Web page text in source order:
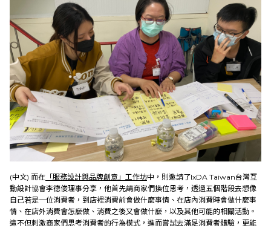
(中文) 而在 「服務設計與品牌創意」工作坊中，則邀請了IxDA Taiwan台灣互
動設計協會李德俊理事分享，他首先請商家們換位思考，透過五個階段去想像
自己若是一位消費者，到店裡消費前會做什麼事情、在店內消費時會做什麼事
情、在店外消費會怎麼做、消費之後又會做什麼，以及其他可能的相關活動。
這不但刺激商家們思考消費者的行為模式，進而嘗試去滿足消費者體驗，更能